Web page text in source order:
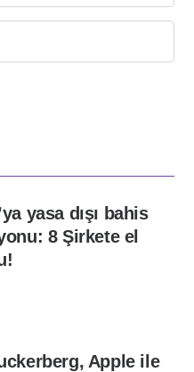
yasa dışı bahis
8 Şirkete el
Apple ile